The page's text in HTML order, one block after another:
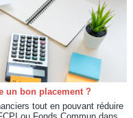
un bon placement ?
tout en pouvant réduire